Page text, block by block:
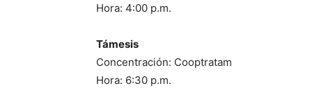
Hora: 4:00 p.m.
Támesis
Concentración: Cooptratam
Hora: 6:30 p.m.